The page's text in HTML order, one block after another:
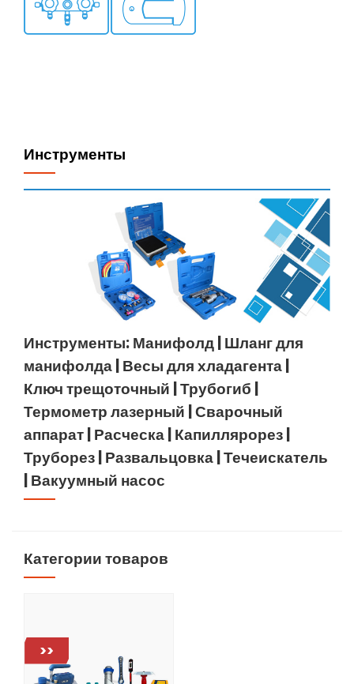
Инструменты
Инструменты: Манифолд | Шланг для
манифолда | Весы для хладагента |
Ключ трещоточный | Трубогиб |
Термометр лазерный | Сварочный
аппарат | Расческа | Капиллярорез |
Труборез | Развальцовка | Течеискатель
| Вакуумный насос
Категории товаров
>>